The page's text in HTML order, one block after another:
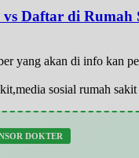
Daftar di Rumah
yang akan di info kan
sosial rumah
DOKTER